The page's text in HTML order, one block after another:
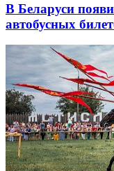
В Беларуси
автобусных